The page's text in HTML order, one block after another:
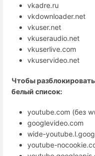
vkadre.ru
vkdownloader.net
vkuser.net
vkuseraudio.net
vkuserlive.com
vkuservideo.net
Чтобы
белый список:
youtube.com (без
googlevideo.com
wide-
youtube-